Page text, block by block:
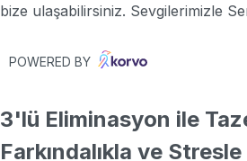
bize ulaşabilirsiniz. Sevgilerimizle
POWERED BY
3'lü Eliminasyon ile
Farkındalıkla ve